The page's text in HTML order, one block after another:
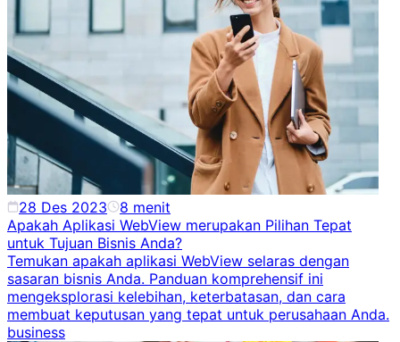
28 Des 2023 8 menit
Apakah Aplikasi WebView merupakan Pilihan Tepat
untuk Tujuan Bisnis Anda?
Temukan apakah aplikasi WebView selaras dengan
sasaran bisnis Anda. Panduan komprehensif ini
mengeksplorasi kelebihan, keterbatasan, dan cara
membuat keputusan yang tepat untuk perusahaan Anda.
business